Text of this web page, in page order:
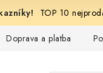
TOP 10
Doprava a platba